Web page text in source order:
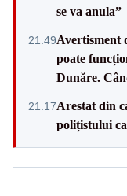
se va anula”
21:49Avertisment
poate
Dunăre.
21:17Arestat din
polițistului